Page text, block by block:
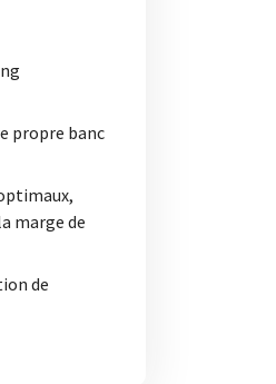
propre banc
marge de
de